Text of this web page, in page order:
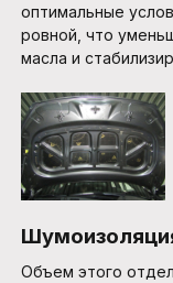
оптимальные
ровной, что
масла и
Объем этого